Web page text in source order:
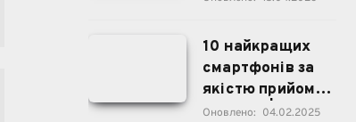
10 найкращих
смартфонів за
якістю прийому
сигналу | 2025
Оновлено: 04.02.2025